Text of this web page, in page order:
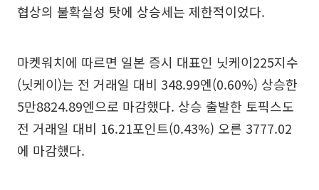
협상의 불확실성 탓에 상승세는 제한적이었다.
마켓워치에 따르면 일본 증시 대표인 닛케이225지수
(닛케이)는 전 거래일 대비 348.99엔(0.60%) 상승한
5만8824.89엔으로 마감했다. 상승 출발한 토픽스도
전 거래일 대비 16.21포인트(0.43%) 오른 3777.02
에 마감했다.